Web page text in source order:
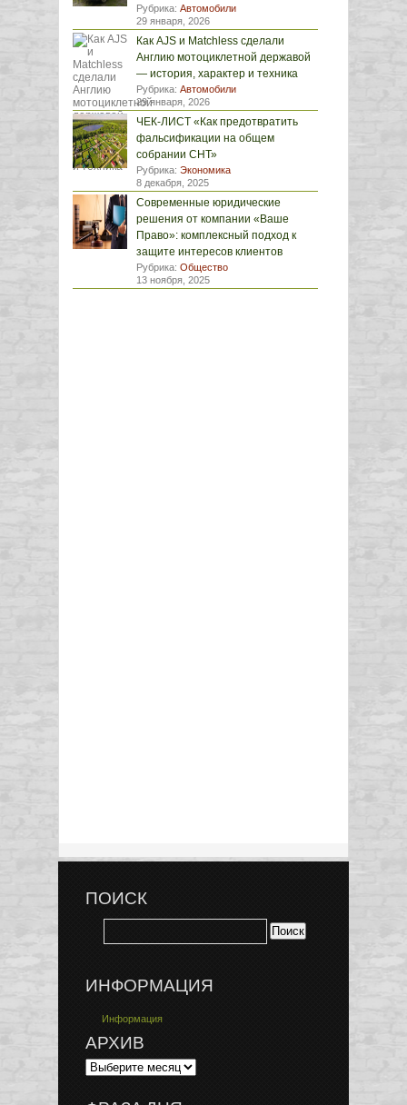
Рубрика: Автомобили
29 января, 2026
Как AJS и Matchless сделали
Англию мотоциклетной державой
— история, характер и техника
Рубрика: Автомобили
29 января, 2026
ЧЕК-ЛИСТ «Как предотвратить
фальсификации на общем
собрании СНТ»
Рубрика: Экономика
8 декабря, 2025
Современные юридические
решения от компании «Ваше
Право»: комплексный подход к
защите интересов клиентов
Рубрика: Общество
13 ноября, 2025
ПОИСК
ИНФОРМАЦИЯ
Информация
АРХИВ